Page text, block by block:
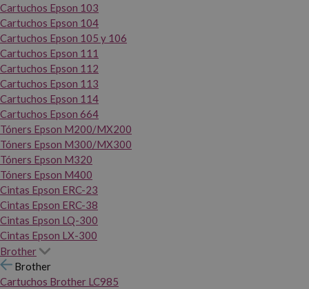
Cartuchos Epson 103
Cartuchos Epson 104
Cartuchos Epson 105 y 106
Cartuchos Epson 111
Cartuchos Epson 112
Cartuchos Epson 113
Cartuchos Epson 114
Cartuchos Epson 664
Tóners Epson M200/MX200
Tóners Epson M300/MX300
Tóners Epson M320
Tóners Epson M400
Cintas Epson ERC-23
Cintas Epson ERC-38
Cintas Epson LQ-300
Cintas Epson LX-300
Brother
Brother
Cartuchos Brother LC985